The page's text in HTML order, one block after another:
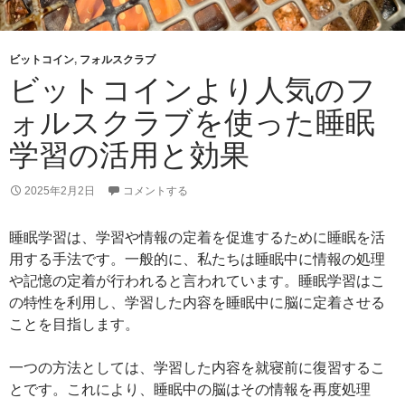
ビットコイン, フォルスクラブ
ビットコインより人気のフ
ォルスクラブを使った睡眠
学習の活用と効果
2025年2月2日 コメントする
睡眠学習は、学習や情報の定着を促進するために睡眠を活
用する手法です。一般的に、私たちは睡眠中に情報の処理
や記憶の定着が行われると言われています。睡眠学習はこ
の特性を利用し、学習した内容を睡眠中に脳に定着させる
ことを目指します。
一つの方法としては、学習した内容を就寝前に復習するこ
とです。これにより、睡眠中の脳はその情報を再度処理